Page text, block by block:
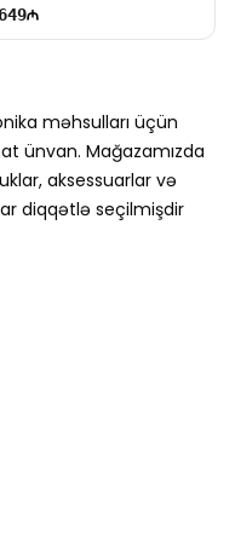
məhsulları üçün
ünvan. Mağazamızda
aksessuarlar və
diqqətlə seçilmişdir